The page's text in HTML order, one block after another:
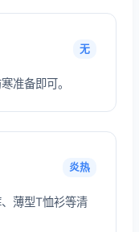
无
准备即可。
炎热
薄型T恤衫等清